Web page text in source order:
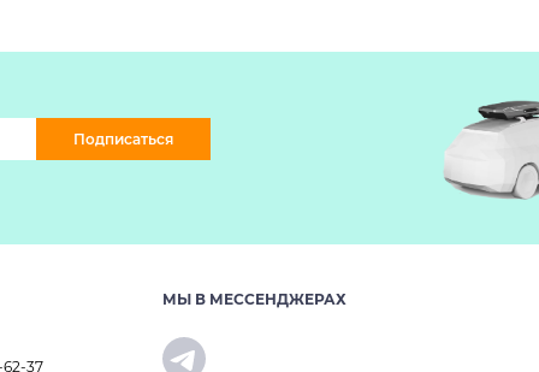
Подписаться
37
МЫ В МЕССЕНДЖЕРАХ